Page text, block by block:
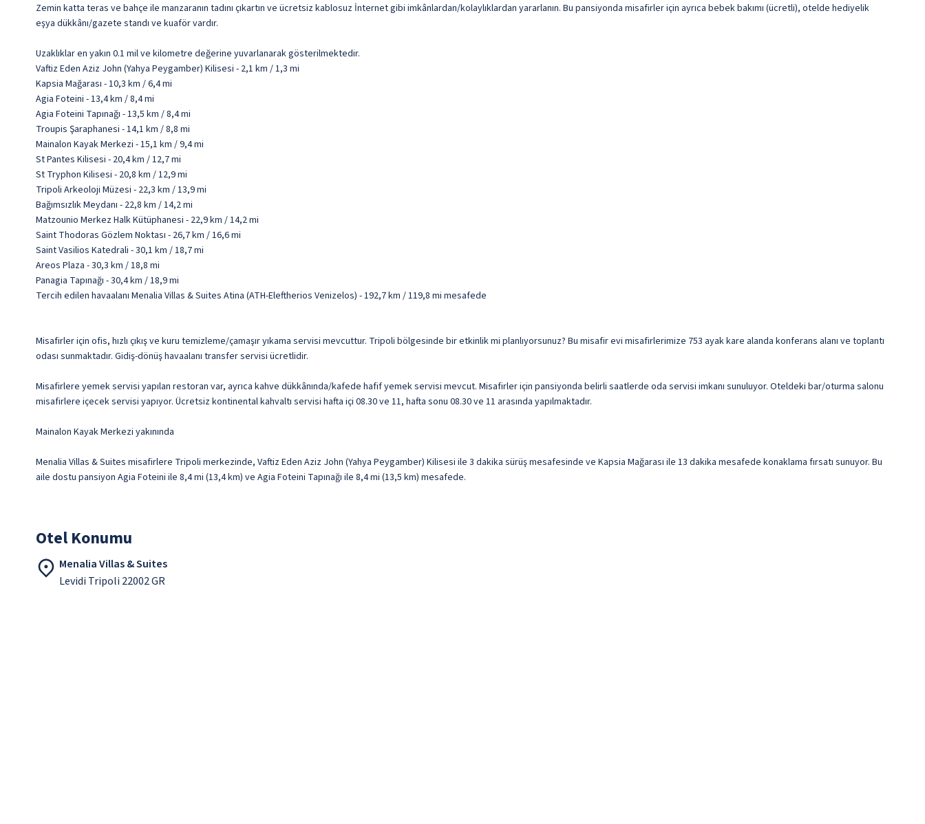
Zemin katta teras ve bahçe ile manzaranın tadını çıkartın ve ücretsiz kablosuz İnternet gibi imkânlardan/kolaylıklardan yararlanın. Bu pansiyonda misafirler için ayrıca bebek bakımı (ücretli), otelde hediyelik
eşya dükkânı/gazete standı ve kuaför vardır.
Uzaklıklar en yakın 0.1 mil ve kilometre değerine yuvarlanarak gösterilmektedir.
Vaftiz Eden Aziz John (Yahya Peygamber) Kilisesi - 2,1 km / 1,3 mi
Kapsia Mağarası - 10,3 km / 6,4 mi
Agia Foteini - 13,4 km / 8,4 mi
Agia Foteini Tapınağı - 13,5 km / 8,4 mi
Troupis Şaraphanesi - 14,1 km / 8,8 mi
Mainalon Kayak Merkezi - 15,1 km / 9,4 mi
St Pantes Kilisesi - 20,4 km / 12,7 mi
St Tryphon Kilisesi - 20,8 km / 12,9 mi
Tripoli Arkeoloji Müzesi - 22,3 km / 13,9 mi
Bağımsızlık Meydanı - 22,8 km / 14,2 mi
Matzounio Merkez Halk Kütüphanesi - 22,9 km / 14,2 mi
Saint Thodoras Gözlem Noktası - 26,7 km / 16,6 mi
Saint Vasilios Katedrali - 30,1 km / 18,7 mi
Areos Plaza - 30,3 km / 18,8 mi
Panagia Tapınağı - 30,4 km / 18,9 mi
Tercih edilen havaalanı Menalia Villas & Suites Atina (ATH-Eleftherios Venizelos) - 192,7 km / 119,8 mi mesafede
Misafirler için ofis, hızlı çıkış ve kuru temizleme/çamaşır yıkama servisi mevcuttur. Tripoli bölgesinde bir etkinlik mi planlıyorsunuz? Bu misafir evi misafirlerimize 753 ayak kare alanda konferans alanı ve toplantı
odası sunmaktadır. Gidiş-dönüş havaalanı transfer servisi ücretlidir.
Misafirlere yemek servisi yapılan restoran var, ayrıca kahve dükkânında/kafede hafif yemek servisi mevcut. Misafirler için pansiyonda belirli saatlerde oda servisi imkanı sunuluyor. Oteldeki bar/oturma salonu
misafirlere içecek servisi yapıyor. Ücretsiz kontinental kahvaltı servisi hafta içi 08.30 ve 11, hafta sonu 08.30 ve 11 arasında yapılmaktadır.
Mainalon Kayak Merkezi yakınında
Menalia Villas & Suites misafirlere Tripoli merkezinde, Vaftiz Eden Aziz John (Yahya Peygamber) Kilisesi ile 3 dakika sürüş mesafesinde ve Kapsia Mağarası ile 13 dakika mesafede konaklama fırsatı sunuyor. Bu
aile dostu pansiyon Agia Foteini ile 8,4 mi (13,4 km) ve Agia Foteini Tapınağı ile 8,4 mi (13,5 km) mesafede.
Otel Konumu
Menalia Villas & Suites
Levidi Tripoli 22002 GR